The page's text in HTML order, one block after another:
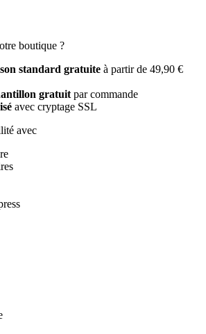
boutique ?
standard gratuite à partir de 49,90 €
gratuit par commande
avec cryptage SSL
avec